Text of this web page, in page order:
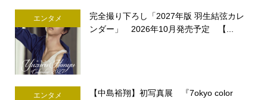
エンタメ
完全撮り下ろし「2027年版 羽生結弦カレ
ンダー」 2026年10月発売予定 【...
エンタメ
【中島裕翔】初写真展 『7okyo color